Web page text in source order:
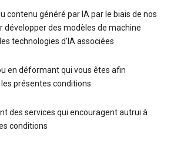
contenu généré par IA par le biais de nos
développer des modèles de machine
technologies d'IA associées
en déformant qui vous êtes afin
présentes conditions
des services qui encouragent autrui à
conditions